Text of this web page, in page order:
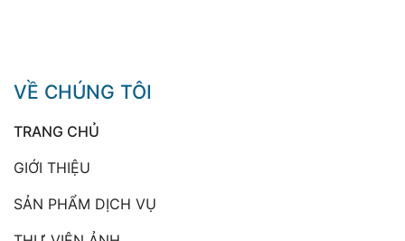
VỀ CHÚNG TÔI
TRANG CHỦ
GIỚI THIỆU
SẢN PHẨM DỊCH VỤ